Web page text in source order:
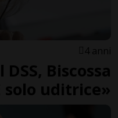
4 anni
Biscossa
solo uditrice»